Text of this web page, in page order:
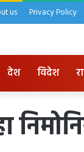
us Privacy Policy
देश विदेश